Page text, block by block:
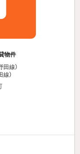
物件
田線）
線）